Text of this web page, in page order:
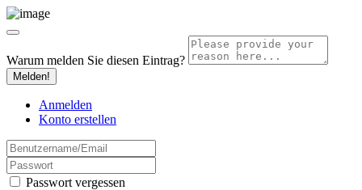
Warum melden Sie diesen Eintrag?
Melden!
Anmelden
Konto erstellen
Passwort vergessen